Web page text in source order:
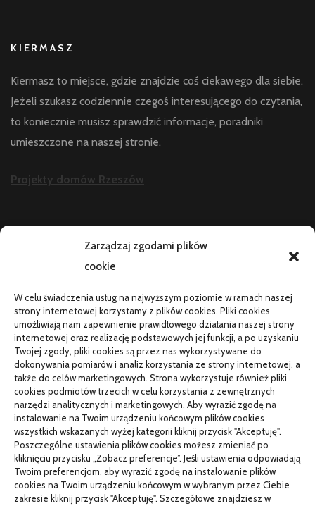
Zarządzaj zgodami plików
cookie
W celu świadczenia usług na najwyższym poziomie w ramach naszej
strony internetowej korzystamy z plików cookies. Pliki cookies
umożliwiają nam zapewnienie prawidłowego działania naszej strony
internetowej oraz realizację podstawowych jej funkcji, a po uzyskaniu
Twojej zgody, pliki cookies są przez nas wykorzystywane do
dokonywania pomiarów i analiz korzystania ze strony internetowej, a
także do celów marketingowych. Strona wykorzystuje również pliki
cookies podmiotów trzecich w celu korzystania z zewnętrznych
narzędzi analitycznych i marketingowych. Aby wyrazić zgodę na
instalowanie na Twoim urządzeniu końcowym plików cookies
wszystkich wskazanych wyżej kategorii kliknij przycisk "Akceptuję".
Poszczególne ustawienia plików cookies możesz zmieniać po
kliknięciu przycisku „Zobacz preferencje”. Jeśli ustawienia odpowiadają
Twoim preferencjom, aby wyrazić zgodę na instalowanie plików
cookies na Twoim urządzeniu końcowym w wybranym przez Ciebie
zakresie kliknij przycisk "Akceptuję". Szczegółowe znajdziesz w
KIERMASZ
Kiermasz to miejsce, gdzie znajdzie coś ciekawego dla siebie.
Jeżeli szukasz codziennie czegoś interesującego do czytania,
to koniecznie musisz sprawdzić informacje, poradniki
umieszczone na naszej stronie.
Projekty domów Rzeszów
Telefon zawiesza się i wyłącza pod obciążeniem:
PR od podstaw w małej firmie: nauka i wdrożenie
Termin do specjalisty za kilka miesięcy: co robić
Porządkowanie faktur kosztowych przed wdrożeniem KSeF
TO SIĘ CZYTA
Gorąca oraz poetyczna Hiszpania z kamperem – gdzie
pojechać na wczasy z bliskimi?
Czemu warto wybierać śruby z ocynkiem
Właściwe domy z drewna jak budować w solidny sposób